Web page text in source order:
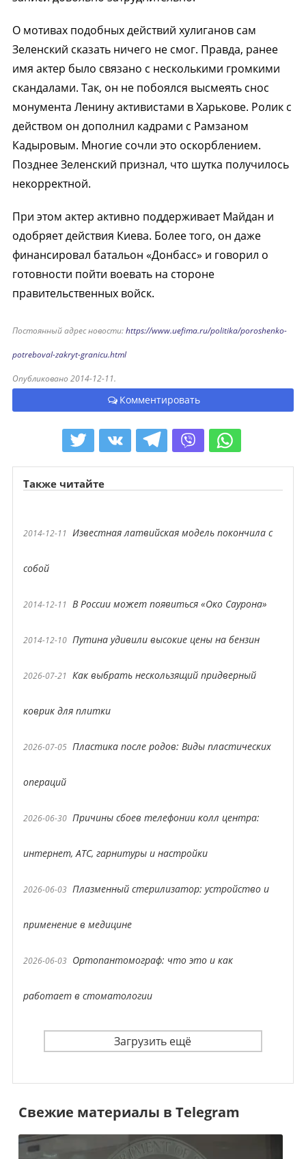
О мотивах подобных действий хулиганов сам
Зеленский сказать ничего не смог. Правда, ранее
имя актер было связано с несколькими громкими
скандалами. Так, он не побоялся высмеять снос
монумента Ленину активистами в Харькове. Ролик с
действом он дополнил кадрами с Рамзаном
Кадыровым. Многие сочли это оскорблением.
Позднее Зеленский признал, что шутка получилось
некорректной.
При этом актер активно поддерживает Майдан и
одобряет действия Киева. Более того, он даже
финансировал батальон «Донбасс» и говорил о
готовности пойти воевать на стороне
правительственных войск.
Постоянный адрес новости:https://www.uefima.ru/politika/poroshenko-
potreboval-zakryt-granicu.html
Опубликовано 2014-12-11.
Комментировать
Также читайте
2014-12-11 Известная латвийская модель покончила с
собой
2014-12-11 В России может появиться «Око Саурона»
2014-12-10 Путина удивили высокие цены на бензин
2026-07-21 Как выбрать нескользящий придверный
коврик для плитки
2026-07-05 Пластика после родов: Виды пластических
операций
2026-06-30 Причины сбоев телефонии колл центра:
интернет, АТС, гарнитуры и настройки
2026-06-03 Плазменный стерилизатор: устройство и
применение в медицине
2026-06-03 Ортопантомограф: что это и как
работает в стоматологии
Загрузить ещё
Свежие материалы в Telegram